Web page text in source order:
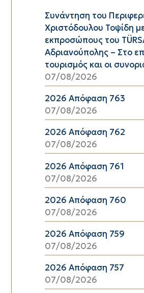
Συνάντηση του
Χριστόδουλου Τοψίδη
εκπροσώπους του
Αδριανούπολης – Στο
τουρισμός και οι
07/08/2026
2026 Απόφαση 763
07/08/2026
2026 Απόφαση 762
07/08/2026
2026 Απόφαση 761
07/08/2026
2026 Απόφαση 760
07/08/2026
2026 Απόφαση 759
07/08/2026
2026 Απόφαση 757
07/08/2026